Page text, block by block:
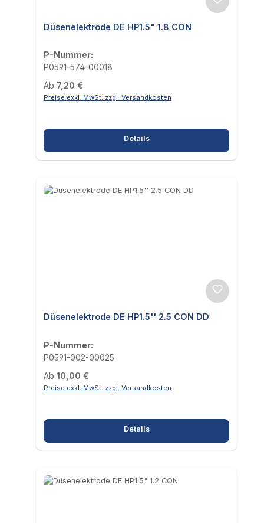
Düsenelektrode DE HP1.5" 1.8 CON
P-Nummer:
P0591-574-00018
Regulärer Preis:
Ab 7,20 €
Preise exkl. MwSt. zzgl. Versandkosten
Details
Düsenelektrode DE HP1.5'' 2.5 CON DD
P-Nummer:
P0591-002-00025
Regulärer Preis:
Ab 10,00 €
Preise exkl. MwSt. zzgl. Versandkosten
Details